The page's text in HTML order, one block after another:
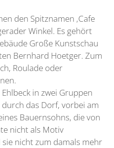
den Spitznamen ‚Cafe
Winkel. Es gehört
Große Kunstschau
Bernhard Hoetger. Zum
Roulade oder
in zwei Gruppen
das Dorf, vorbei am
Bauernsohns, die von
nicht als Motiv
nicht zum damals mehr